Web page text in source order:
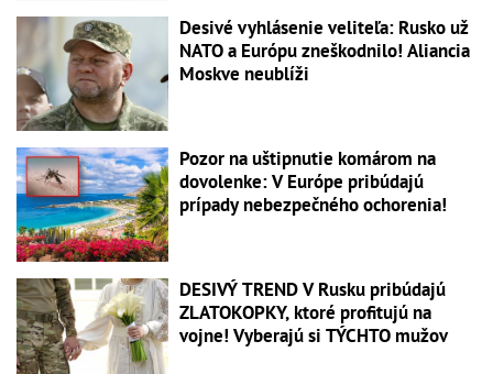
Desivé vyhlásenie veliteľa: Rusko už
NATO a Európu zneškodnilo! Aliancia
Moskve neublíži
Pozor na uštipnutie komárom na
dovolenke: V Európe pribúdajú
prípady nebezpečného ochorenia!
DESIVÝ TREND V Rusku pribúdajú
ZLATOKOPKY, ktoré profitujú na
vojne! Vyberajú si TÝCHTO mužov